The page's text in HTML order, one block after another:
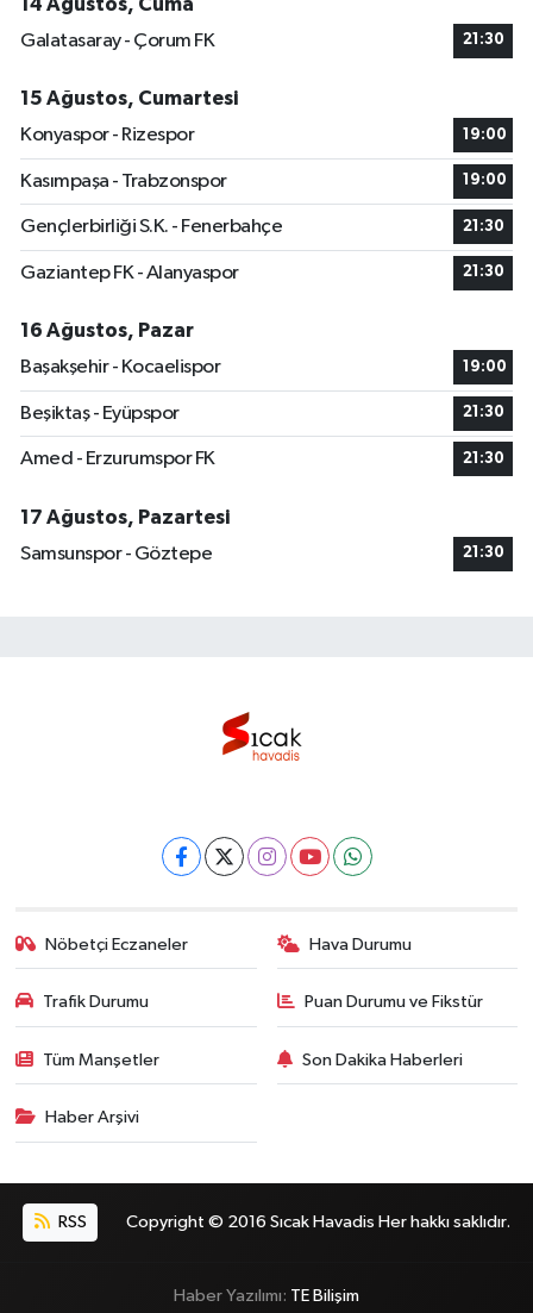
Galatasaray - Çorum FK
21:30
15 Ağustos, Cumartesi
Konyaspor - Rizespor
19:00
Kasımpaşa - Trabzonspor 19:00
Gençlerbirliği S.K. - Fenerbahçe 21:30
Gaziantep FK - Alanyaspor 21:30
16 Ağustos, Pazar
Başakşehir - Kocaelispor
19:00
Beşiktaş - Eyüpspor 21:30
Amed - Erzurumspor FK 21:30
17 Ağustos, Pazartesi
Samsunspor - Göztepe
21:30
Nöbetçi Eczaneler Hava Durumu
Trafik Durumu Puan Durumu ve Fikstür
Tüm Manşetler Son Dakika Haberleri
Haber Arşivi
RSS Copyright © 2016 Sıcak Havadis Her hakkı saklıdır.
Haber Yazılımı: TE Bilişim